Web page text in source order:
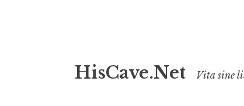
to
HisCave.Net Vita sine